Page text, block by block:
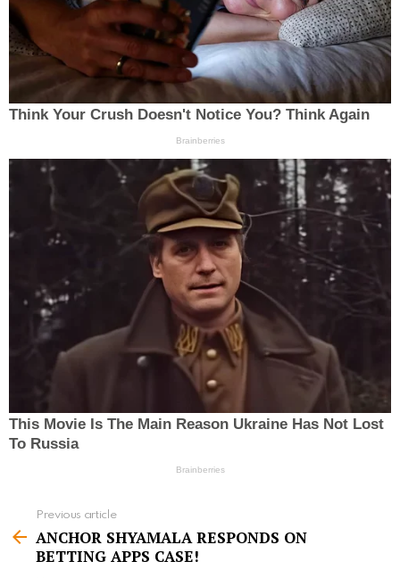
e
Previous article
ANCHOR SHYAMALA RESPONDS ON
BETTING APPS CASE!